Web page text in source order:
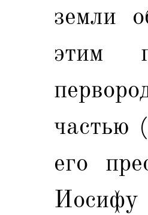
земли
этим
частью
его
Иосифу